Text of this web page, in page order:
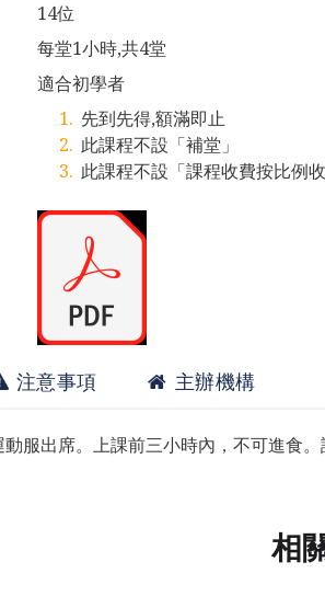
14位
每堂1小時,共4堂
適合初學者
先到先得,額滿即止
此課程不設「補堂」
此課程不設「課程收費按比例收
注意事項 主辦機構
服出席。上課前三小時內，不可進食。
相